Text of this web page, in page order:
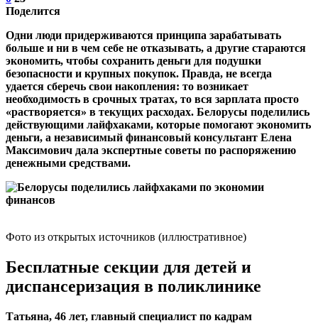
Поделится
Одни люди придерживаются принципа зарабатывать
больше и ни в чем себе не отказывать, а другие стараются
экономить, чтобы сохранить деньги для подушки
безопасности и крупных покупок. Правда, не всегда
удается сберечь свои накопления: то возникает
необходимость в срочных тратах, то вся зарплата просто
«растворяется»‎ в текущих расходах. Белорусы поделились
действующими лайфхаками, которые помогают экономить
деньги, а независимый финансовый консультант Елена
Максимович дала экспертные советы по распоряжению
денежными средствами.
Фото из открытых источников (иллюстративное)
Бесплатные секции для детей и
диспансеризация в поликлинике
Татьяна, 46 лет, главный специалист по кадрам